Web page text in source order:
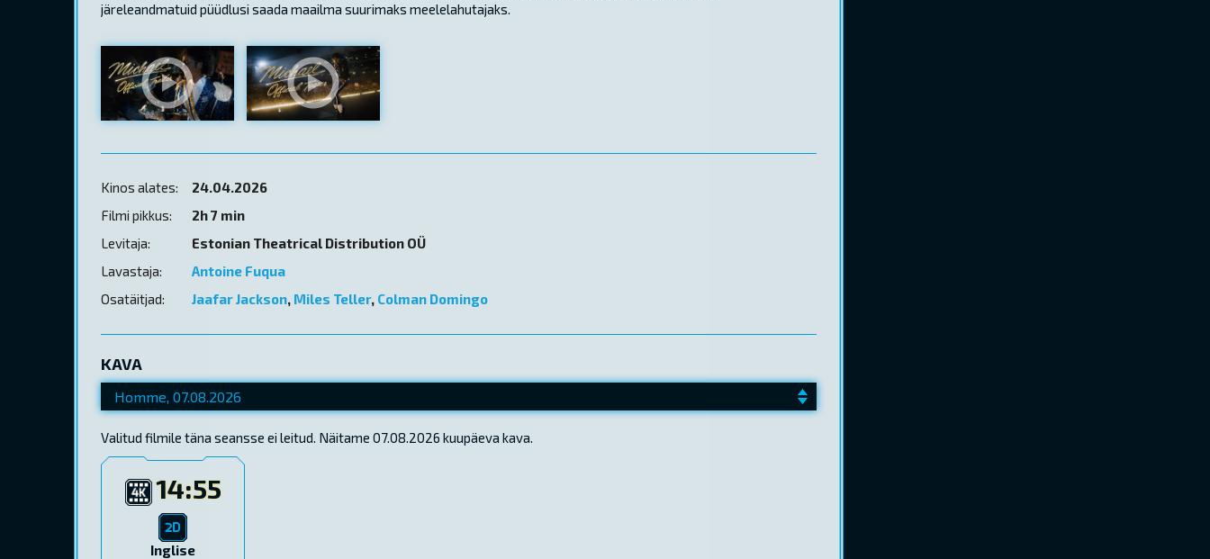
järeleandmatuid püüdlusi saada maailma suurimaks meelelahutajaks.
Kinos alates:
24.04.2026
Filmi pikkus:
2h 7 min
Levitaja:
Estonian Theatrical Distribution OÜ
Lavastaja:
Antoine Fuqua
Osatäitjad:
Jaafar Jackson, Miles Teller, Colman Domingo
KAVA
Valitud filmile täna seansse ei leitud. Näitame 07.08.2026 kuupäeva kava.
14:55
Inglise